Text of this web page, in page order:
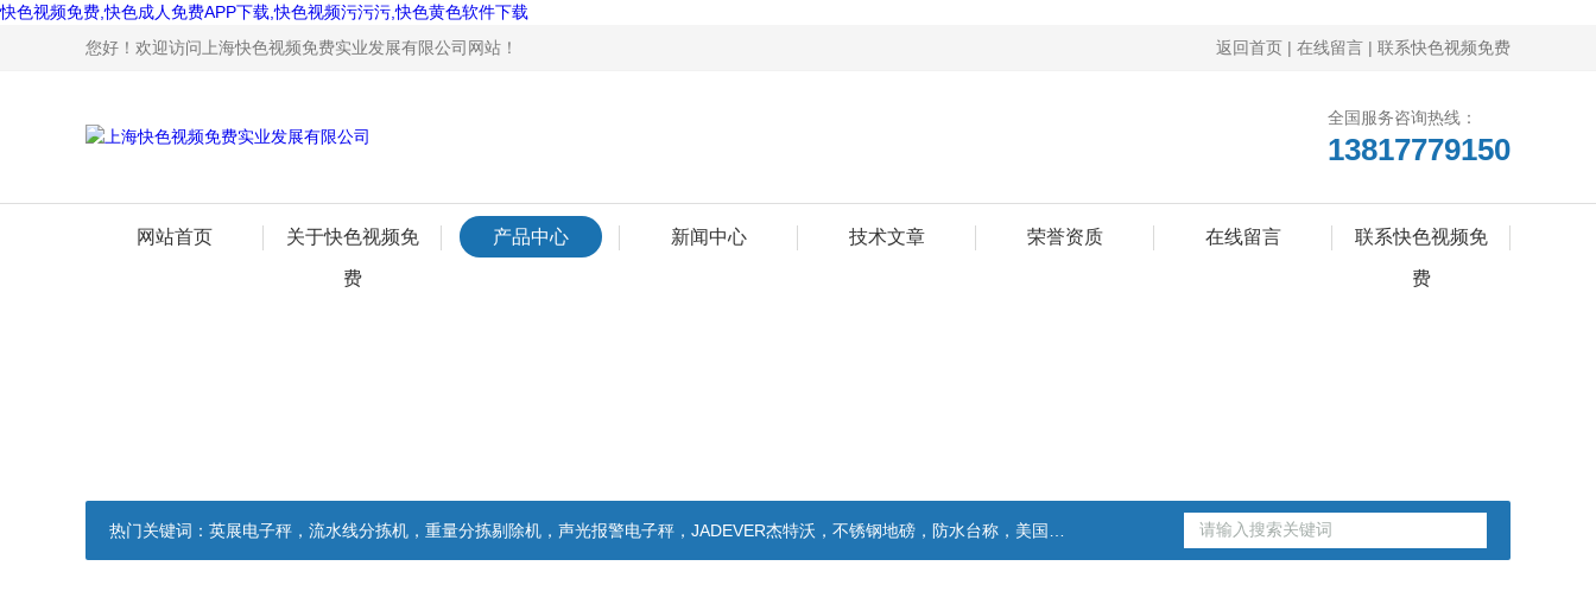
快色视频免费,快色成人免费APP下载,快色视频污污污,快色黄色软件下载
您好！欢迎访问上海快色视频免费实业发展有限公司网站！
返回首页 | 在线留言 | 联系快色视频免费
全国服务咨询热线：
13817779150
网站首页 关于快色视频免
费
产品中心 新闻中心 技术文章 荣誉资质 在线留言 联系快色视频免
费
热门关键词： 英展电子秤，流水线分拣机，重量分拣剔除机，声光报警电子秤，JADEVER杰特沃，不锈钢地磅，防水台称，美国双杰天平，报警电子称